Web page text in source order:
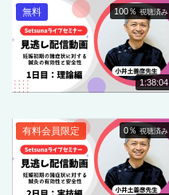
1:38:04
100％視聴済み
無料
0％視聴済み
有料会員限定